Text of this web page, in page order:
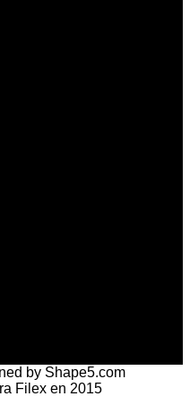
by Shape5.com
Filex en 2015